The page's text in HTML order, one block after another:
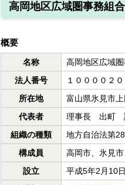
高岡地区広域圏事務組
概要
名称
高岡地区広域
法人番号
１００００２
所在地
富山県氷見市
代表者
理事長 出町
組織の種類
地方自治法第
構成員
高岡市、氷見
設立
平成5年2月10日